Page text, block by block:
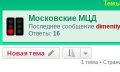
Московские МЦД
Последнее сообщение dimentiy
Ответы: 16
Новая тема
1 тема •